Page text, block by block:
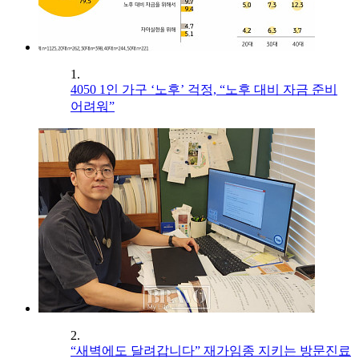
1.
4050 1인 가구 ‘노후’ 걱정, “노후 대비 자금 준비
어려워”
2.
“새벽에도 달려갑니다” 재가임종 지키는 방문진료